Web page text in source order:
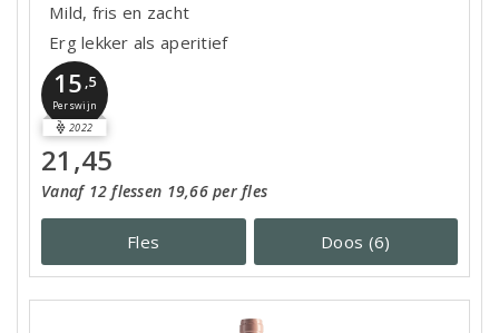
Mild, fris en zacht
Erg lekker als aperitief
15 ,5
Perswijn
2022
21,45
Vanaf 12 flessen 19,66 per fles
Fles Doos (6)